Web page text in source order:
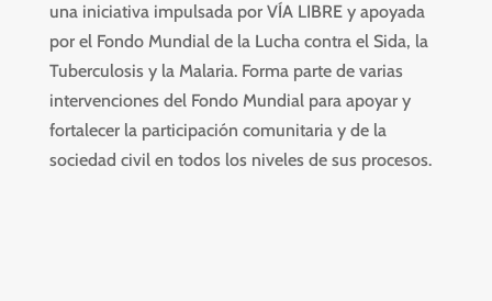
una iniciativa impulsada por VÍA LIBRE y apoyada
por el Fondo Mundial de la Lucha contra el Sida, la
Tuberculosis y la Malaria. Forma parte de varias
intervenciones del Fondo Mundial para apoyar y
fortalecer la participación comunitaria y de la
sociedad civil en todos los niveles de sus procesos.